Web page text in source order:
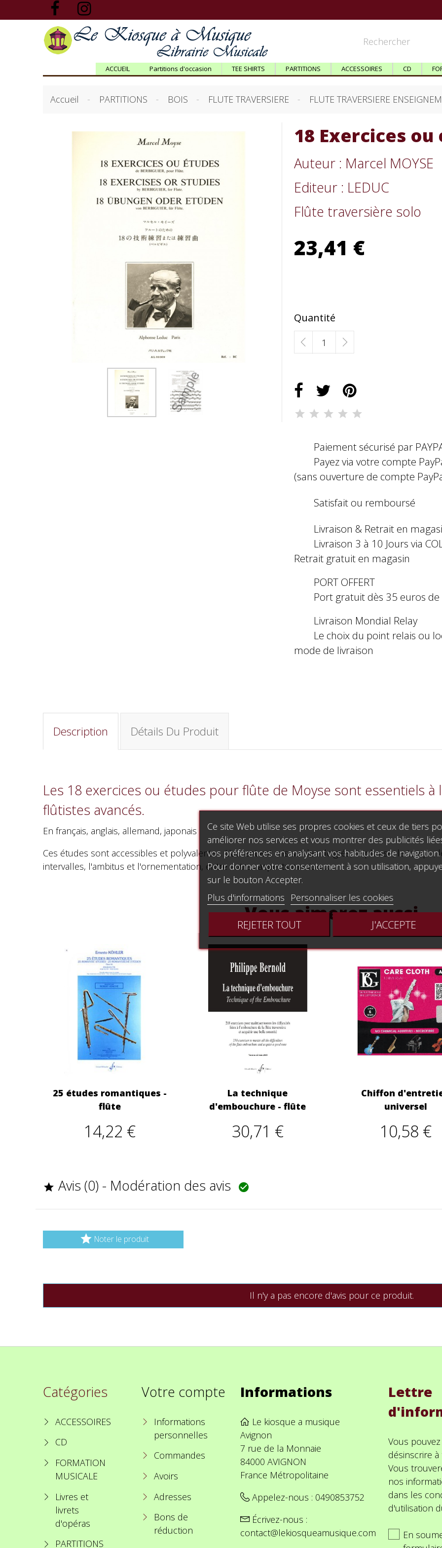
ACCUEIL Partitions d'occasion TEE SHIRTS PARTITIONS ACCESSOIRES CD
Accueil PARTITIONS BOIS FLUTE TRAVERSIERE FLUTE TRAVERSIERE
18 Exercices
Auteur : Marcel MOYSE
Editeur : LEDUC
Flûte traversière solo
23,41 €
Quantité
Paiement sécurisé par
Payez via votre compte
(sans ouverture de compte
Satisfait ou remboursé
Livraison & Retrait en
Livraison 3 à 10 Jours via
Retrait gratuit en magasin
PORT OFFERT
Port gratuit dès 35 euros
Livraison Mondial Relay
Le choix du point relais ou
mode de livraison
Description Détails Du Produit
Les 18 exercices ou études pour flûte de Moyse sont essentiels
flûtistes avancés.
En français, anglais, allemand, japonais
Ces études sont accessibles et polyvalentes. L'accent est mis sur les doigtés, le phrase, le
intervalles, l'ambitus et l'ornementation, entre autres aspects musicaux
Vous aimerez aussi
25 études romantiques -
flûte
14,22 €
La technique
d'embouchure - flûte
30,71 €
Chiffon
universel
10,58 €
 Avis (0) - Modération des avis 
 Noter le produit
Il n'y a pas encore d'avis pour ce produit.
Catégories
ACCESSOIRES
CD
FORMATION
MUSICALE
Livres et
livrets
d'opéras
PARTITIONS
Votre compte
Informations
personnelles
Commandes
Avoirs
Adresses
Bons de
réduction
Informations
Le kiosque a musique
Avignon
7 rue de la Monnaie
84000 AVIGNON
France Métropolitaine
Appelez-nous : 0490853752
Écrivez-nous :
contact@lekiosqueamusique.com
Lettre
Vous
désinscrire
Vous
nos
dans les
d'utilisation
En
Ce site Web utilise ses propres cookies et ceux de tiers
améliorer nos services et vous montrer des publicités
vos préférences en analysant vos habitudes de navigation.
Pour donner votre consentement à son utilisation,
sur le bouton Accepter.
Plus d'informations
Personnaliser les cookies
REJETER TOUT J'ACCEPTE